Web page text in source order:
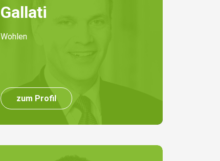
Gallati
Wohlen
zum Profil